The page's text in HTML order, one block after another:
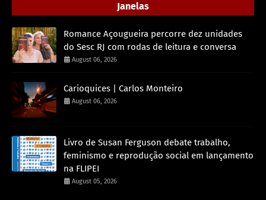
Janelas
Romance Açougueira percorre dez unidades
do Sesc RJ com rodas de leitura e conversa
August 06, 2026
Carioquices | Carlos Monteiro
August 06, 2026
Livro de Susan Ferguson debate trabalho,
feminismo e reprodução social em lançamento
na FLIPEI
August 05, 2026